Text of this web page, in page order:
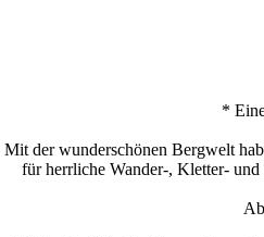
*
Mit der wunderschönen Bergwelt
für herrliche Wander-, Kletter-